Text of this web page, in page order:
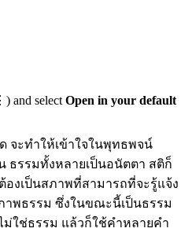
and select Open in your default
จะทำให้เข้าใจในพุทธพจน์
ธรรมทั้งหลายเป็นอนัตตา สติก็
งเป็นสภาพที่สามารถที่จะรู้แจ้ง
าพธรรม ซึ่งในขณะนี้เป็นธรรม
ม่ใช่ธรรม แล้วก็ใช้คำหลายคำ